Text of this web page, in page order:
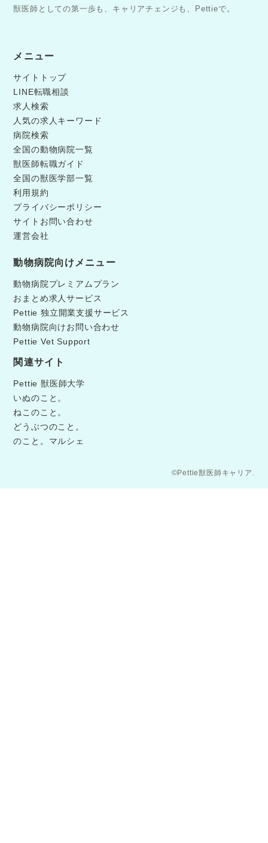
獣医師としての第一歩も、キャリアチェンジも、Pettieで。
メニュー
サイトトップ
LINE転職相談
求人検索
人気の求人キーワード
病院検索
全国の動物病院一覧
獣医師転職ガイド
全国の獣医学部一覧
利用規約
プライバシーポリシー
サイトお問い合わせ
運営会社
動物病院向けメニュー
動物病院プレミアムプラン
おまとめ求人サービス
Pettie 独立開業支援サービス
動物病院向けお問い合わせ
Pettie Vet Support
関連サイト
Pettie 獣医師大学
いぬのこと。
ねこのこと。
どうぶつのこと。
のこと。マルシェ
©Pettie獣医師キャリア.